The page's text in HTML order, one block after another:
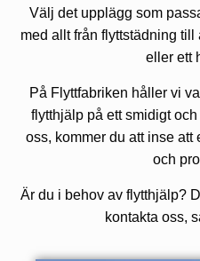
Välj det upplägg som
med allt från flyttstädning till
eller ett
På Flyttfabriken håller vi
flytthjälp på ett smidigt
oss, kommer du att inse att
och
Är du i behov av flytthjälp?
kontakta oss,